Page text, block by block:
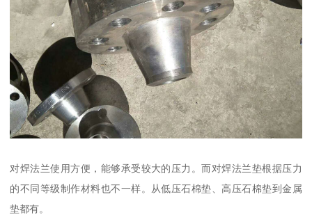
对焊法兰使用方便，能够承受较大的压力。而对焊法兰垫根据压力
的不同等级制作材料也不一样。从低压石棉垫、高压石棉垫到金属
垫都有。